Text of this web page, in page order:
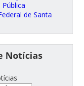
de Santa
Notícias